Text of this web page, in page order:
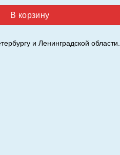
В корзину
и Ленинградской области.